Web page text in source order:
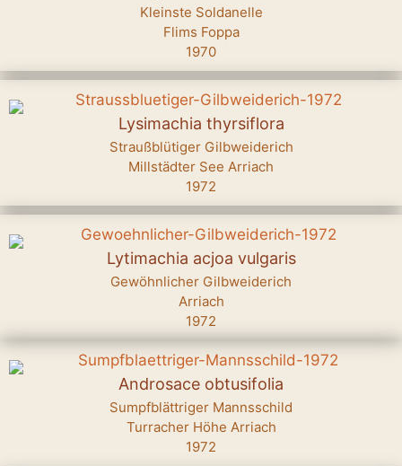
Kleinste Soldanelle
Flims Foppa
1970
Lysimachia thyrsiflora
Straußblütiger Gilbweiderich
Millstädter See Arriach
1972
Lytimachia acjoa vulgaris
Gewöhnlicher Gilbweiderich
Arriach
1972
Androsace obtusifolia
Sumpfblättriger Mannsschild
Turracher Höhe Arriach
1972